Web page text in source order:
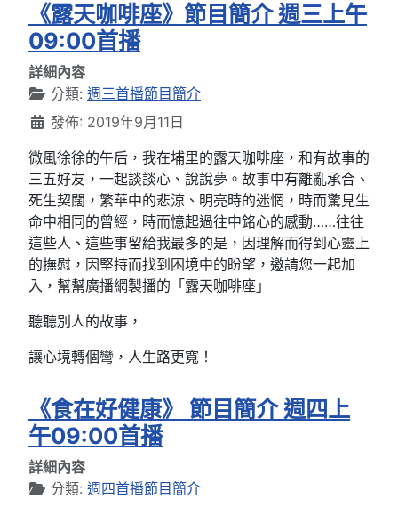
《露天咖啡座》節目簡介 週三上午
09:00首播
詳細內容
分類: 週三首播節目簡介
發佈: 2019年9月11日
微風徐徐的午后，我在埔里的露天咖啡座，和有故事的
三五好友，一起談談心、說說夢。故事中有離亂承合、
死生契闊，繁華中的悲涼、明亮時的迷惘，時而驚見生
命中相同的曾經，時而憶起過往中銘心的感動……往往
這些人、這些事留給我最多的是，因理解而得到心靈上
的撫慰，因堅持而找到困境中的盼望，邀請您一起加
入，幫幫廣播網製播的「露天咖啡座」
聽聽別人的故事，
讓心境轉個彎，人生路更寬！
《食在好健康》 節目簡介 週四上
午09:00首播
詳細內容
分類: 週四首播節目簡介